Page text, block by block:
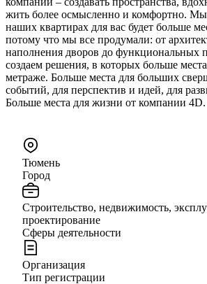
жить более осмысленно и комфортно. Мы
наших квартирах для вас будет больше
потому что мы все продумали: от
наполнения дворов до функциональных
создаем решения, в которых больше
метраже. Больше места для больших
событий, для перспектив и идей, для
Больше места для жизни от компании 4D.
Тюмень
Город
Строительство, недвижимость,
проектирование
Сферы деятельности
Организация
Тип регистрации